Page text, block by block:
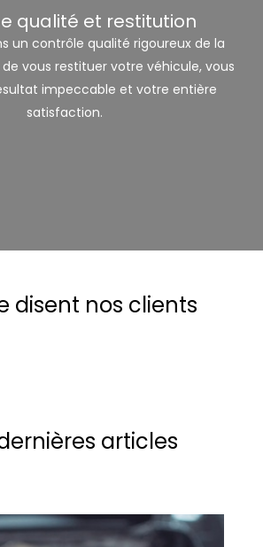
qualité et restitution
un contrôle qualité rigoureux de la
vous restituer votre véhicule, vous
impeccable et votre entière
satisfaction.
disent nos clients
articles